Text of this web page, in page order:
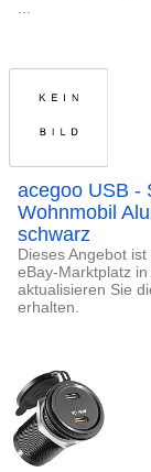
acegoo USB -
Wohnmobil
schwarz
Dieses Angebot
eBay-Marktplatz
aktualisieren Sie
erhalten.